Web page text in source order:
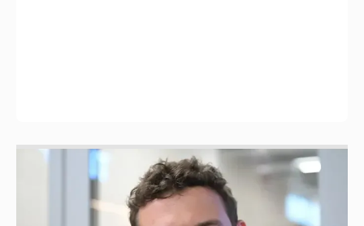
Никита Кологривый высказался насчёт